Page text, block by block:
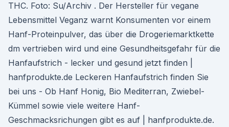
THC. Foto: Su/Archiv . Der Hersteller für vegane
Lebensmittel Veganz warnt Konsumenten vor einem
Hanf-Proteinpulver, das über die Drogeriemarktkette
dm vertrieben wird und eine Gesundheitsgefahr für die
Hanfaufstrich - lecker und gesund jetzt finden |
hanfprodukte.de Leckeren Hanfaufstrich finden Sie
bei uns - Ob Hanf Honig, Bio Mediterran, Zwiebel-
Kümmel sowie viele weitere Hanf-
Geschmacksrichungen gibt es auf | hanfprodukte.de.